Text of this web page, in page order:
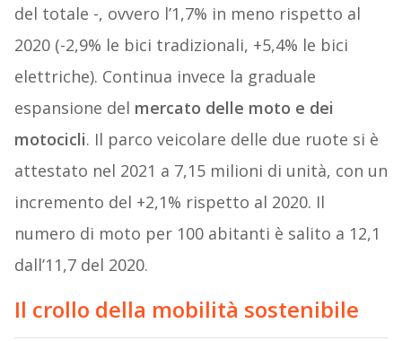
del totale -, ovvero l’1,7% in meno rispetto al
2020 (-2,9% le bici tradizionali, +5,4% le bici
elettriche). Continua invece la graduale
espansione del mercato delle moto e dei
motocicli. Il parco veicolare delle due ruote si è
attestato nel 2021 a 7,15 milioni di unità, con un
incremento del +2,1% rispetto al 2020. Il
numero di moto per 100 abitanti è salito a 12,1
dall’11,7 del 2020.
Il crollo della mobilità sostenibile